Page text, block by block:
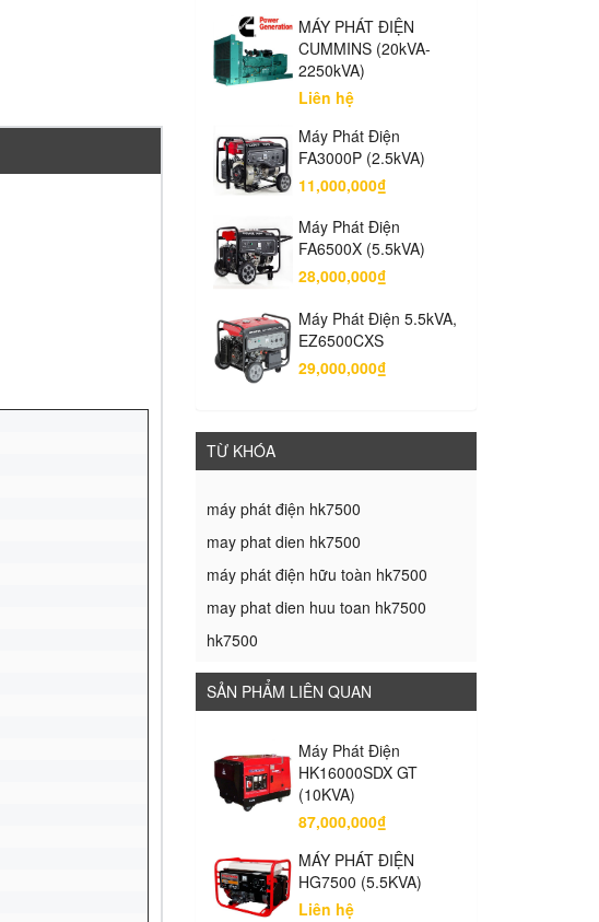
MÁY PHÁT ĐIỆN
CUMMINS (20kVA-
2250kVA)
Liên hệ
Máy Phát Điện
FA3000P (2.5kVA)
11,000,000₫
Máy Phát Điện
FA6500X (5.5kVA)
28,000,000₫
Máy Phát Điện 5.5kVA,
EZ6500CXS
29,000,000₫
TỪ KHÓA
máy phát điện hk7500
may phat dien hk7500
máy phát điện hữu toàn hk7500
may phat dien huu toan hk7500
hk7500
SẢN PHẨM LIÊN QUAN
Máy Phát Điện
HK16000SDX GT
(10KVA)
87,000,000₫
MÁY PHÁT ĐIỆN
HG7500 (5.5KVA)
Liên hệ